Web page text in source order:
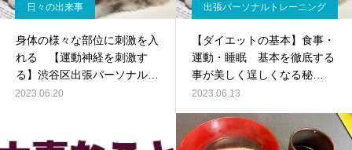
日々の出来事
身体の様々な部位に刺激を入
れる 【運動神経を刺激す
る】渋谷区出張パーソナルト
レーニング
2023.06.20
出張パーソナルトレーニング
【ダイエットの基本】食事・
運動・睡眠 基本を徹底する
事が美しく逞しくなる秘
訣！！
2023.06.13